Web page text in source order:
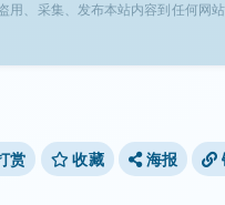
用、采集、发布本站内容到任何网
赏 收藏 海报